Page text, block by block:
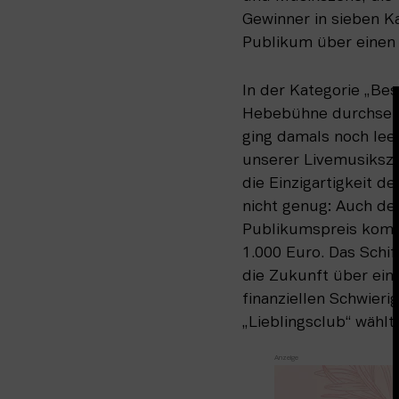
Gewinner in sieben
Publikum über
In der Kategorie
Hebebühne
ging damals noch
unserer
die Einzigartigkeit
nicht genug: Auch
Publikumspreis
1.000 Euro. Das
die Zukunft über
finanziellen
„Lieblingsclub“